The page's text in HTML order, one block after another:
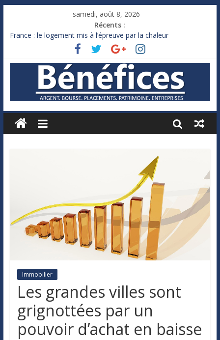
samedi, août 8, 2026
Récents :
France : le logement mis à l’épreuve par la chaleur
Des milliards de dollars de droits de douane déjà remboursés
Royaume-Uni : Andy Burnham recule sur l’impôt
Xavier Niel, le milliardaire qui ne touche presque rien
Ruée des fortunes russes vers l’étranger
Immobilier
Les grandes villes sont
grignottées par un
pouvoir d’achat en baisse